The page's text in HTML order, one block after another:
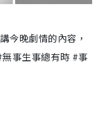
今晚劇情的內容，
事生事總有時 #事